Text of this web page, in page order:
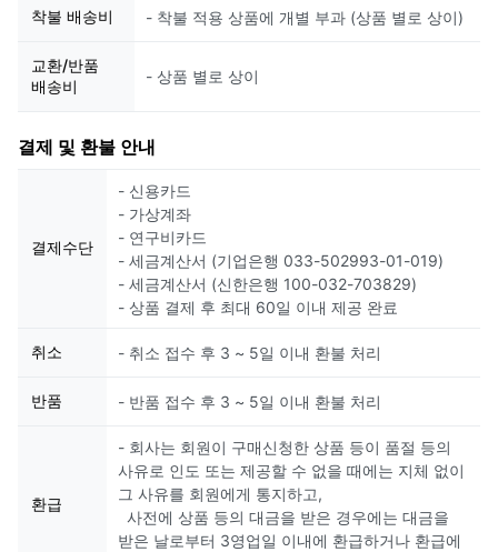
착불 배송비 - 착불 적용 상품에 개별 부과 (상품 별로 상이)
교환/반품
배송비
- 상품 별로 상이
결제 및 환불 안내
결제수단
- 신용카드
- 가상계좌
- 연구비카드
- 세금계산서 (기업은행 033-502993-01-019)
- 세금계산서 (신한은행 100-032-703829)
- 상품 결제 후 최대 60일 이내 제공 완료
취소 - 취소 접수 후 3 ~ 5일 이내 환불 처리
반품 - 반품 접수 후 3 ~ 5일 이내 환불 처리
환급
- 회사는 회원이 구매신청한 상품 등이 품절 등의
사유로 인도 또는 제공할 수 없을 때에는 지체 없이
그 사유를 회원에게 통지하고,
사전에 상품 등의 대금을 받은 경우에는 대금을
받은 날로부터 3영업일 이내에 환급하거나 환급에